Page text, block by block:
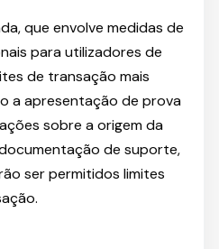
que envolve medidas de
para utilizadores de
de transação mais
a apresentação de prova
sobre a origem da
de suporte,
ser permitidos limites